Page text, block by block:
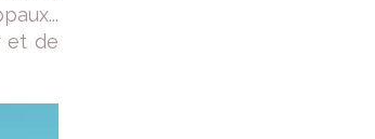
et de